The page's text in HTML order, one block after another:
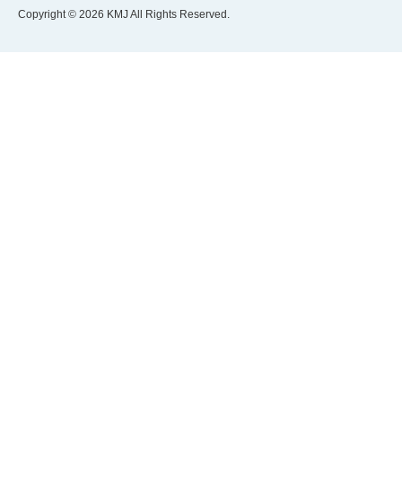
Copyright © 2026 KMJ All Rights Reserved.